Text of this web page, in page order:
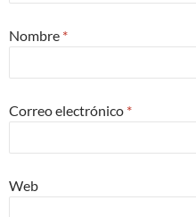
Nombre *
Correo electrónico *
Web